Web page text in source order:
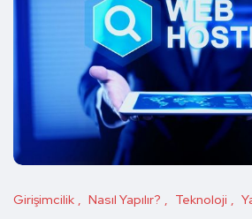
Girişimcilik Nasıl Yapılır? Teknoloji